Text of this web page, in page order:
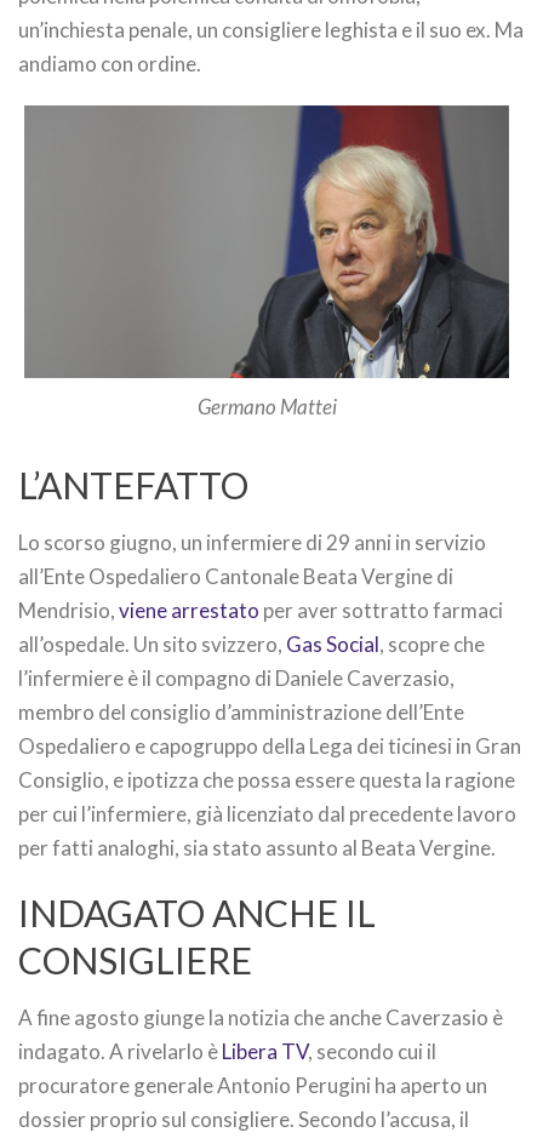
un’inchiesta penale, un consigliere leghista e il suo ex. Ma
andiamo con ordine.
Germano Mattei
L’ANTEFATTO
Lo scorso giugno, un infermiere di 29 anni in servizio
all’Ente Ospedaliero Cantonale Beata Vergine di
Mendrisio,viene arrestato per aver sottratto farmaci
all’ospedale. Un sito svizzero, Gas Social, scopre che
l’infermiere è il compagno di Daniele Caverzasio,
membro del consiglio d’amministrazione dell’Ente
Ospedaliero e capogruppo della Lega dei ticinesi in Gran
Consiglio, e ipotizza che possa essere questa la ragione
per cui l’infermiere, già licenziato dal precedente lavoro
per fatti analoghi, sia stato assunto al Beata Vergine.
INDAGATO ANCHE IL
CONSIGLIERE
A fine agosto giunge la notizia che anche Caverzasio è
indagato. A rivelarlo èLibera TV, secondo cui il
procuratore generale Antonio Perugini ha aperto un
dossier proprio sul consigliere. Secondo l’accusa, il